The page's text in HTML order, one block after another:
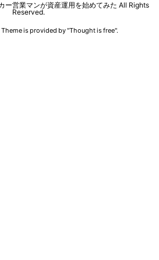
ー営業マンが資産運用を始めてみた All Rights
Reserved.
is provided by "Thought is free".